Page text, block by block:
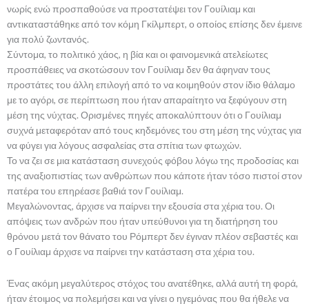
νωρίς ενώ προσπαθούσε να προστατέψει τον Γουίλιαμ και
αντικαταστάθηκε από τον κόμη Γκίλμπερτ, ο οποίος επίσης δεν έμεινε
για πολύ ζωντανός.
Σύντομα, το πολιτικό χάος, η βία και οι φαινομενικά ατελείωτες
προσπάθειες να σκοτώσουν τον Γουίλιαμ δεν θα άφηναν τους
προστάτες του άλλη επιλογή από το να κοιμηθούν στον ίδιο θάλαμο
με το αγόρι, σε περίπτωση που ήταν απαραίτητο να ξεφύγουν στη
μέση της νύχτας. Ορισμένες πηγές αποκαλύπτουν ότι ο Γουίλιαμ
συχνά μεταφερόταν από τους κηδεμόνες του στη μέση της νύχτας για
να φύγει για λόγους ασφαλείας στα σπίτια των φτωχών.
Το να ζει σε μια κατάσταση συνεχούς φόβου λόγω της προδοσίας και
της αναξιοπιστίας των ανθρώπων που κάποτε ήταν τόσο πιστοί στον
πατέρα του επηρέασε βαθιά τον Γουίλιαμ.
Μεγαλώνοντας, άρχισε να παίρνει την εξουσία στα χέρια του. Οι
απόψεις των ανδρών που ήταν υπεύθυνοι για τη διατήρηση του
θρόνου μετά τον θάνατο του Ρόμπερτ δεν έγιναν πλέον σεβαστές και
ο Γουίλιαμ άρχισε να παίρνει την κατάσταση στα χέρια του.
Ένας ακόμη μεγαλύτερος στόχος του ανατέθηκε, αλλά αυτή τη φορά,
ήταν έτοιμος να πολεμήσει και να γίνει ο ηγεμόνας που θα ήθελε να